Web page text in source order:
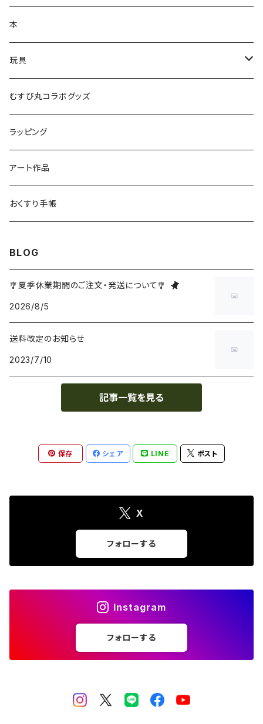
本
玩具
かるた
むすび丸コラボグッズ
ラッピング
アート作品
おくすり手帳
BLOG
🎐夏季休業期間のご注文・発送について🎐
2026/8/5
送料改定のお知らせ
2023/7/10
記事一覧を見る
保存 シェア LINE ポスト
X
フォローする
Instagram
フォローする